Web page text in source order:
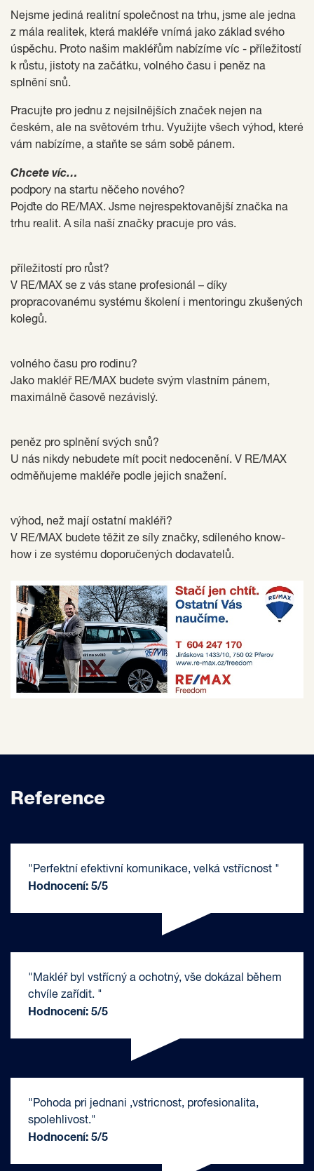
Nejsme jediná realitní společnost na trhu, jsme ale jedna
z mála realitek, která makléře vnímá jako základ svého
úspěchu. Proto našim makléřům nabízíme víc - příležitostí
k růstu, jistoty na začátku, volného času i peněz na
splnění snů.
Pracujte pro jednu z nejsilnějších značek nejen na
českém, ale na světovém trhu. Využijte všech výhod, které
vám nabízíme, a staňte se sám sobě pánem.
Chcete víc…
podpory na startu něčeho nového?
Pojďte do RE/MAX. Jsme nejrespektovanější značka na
trhu realit. A síla naší značky pracuje pro vás.
příležitostí pro růst?
V RE/MAX se z vás stane profesionál – díky
propracovanému systému školení i mentoringu zkušených
kolegů.
volného času pro rodinu?
Jako makléř RE/MAX budete svým vlastním pánem,
maximálně časově nezávislý.
peněz pro splnění svých snů?
U nás nikdy nebudete mít pocit nedocenění. V RE/MAX
odměňujeme makléře podle jejich snažení.
výhod, než mají ostatní makléři?
V RE/MAX budete těžit ze síly značky, sdíleného know-
how i ze systému doporučených dodavatelů.
Reference
"Perfektní efektivní komunikace, velká vstřícnost "
Hodnocení: 5/5
"Makléř byl vstřícný a ochotný, vše dokázal během
chvíle zařídit. "
Hodnocení: 5/5
"Pohoda pri jednani ,vstricnost, profesionalita,
spolehlivost."
Hodnocení: 5/5